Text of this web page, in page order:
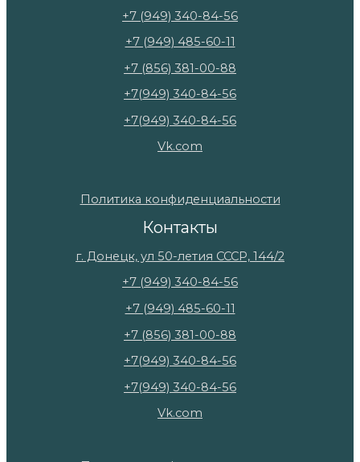
+7 (949) 340-84-56
+7 (949) 485-60-11
+7 (856) 381-00-88
+7(949) 340-84-56
+7(949) 340-84-56
Vk.com
Политика конфиденциальности
Контакты
г. Донецк, ул 50-летия СССР, 144/2
+7 (949) 340-84-56
+7 (949) 485-60-11
+7 (856) 381-00-88
+7(949) 340-84-56
+7(949) 340-84-56
Vk.com